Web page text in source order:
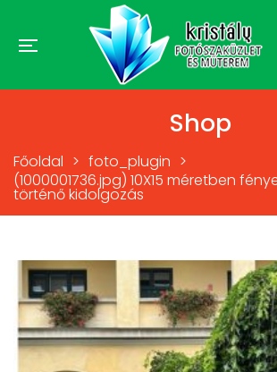
Shop
Főoldal > foto_plugin >
(1000001736.jpg) 10X15 méretben
történő kidolgozás